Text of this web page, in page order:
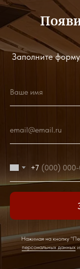
Заполните
Ваше имя
email@email.ru
+7
Нажимая на кнопку
персональных данныхи